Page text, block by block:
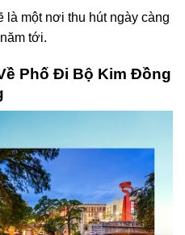
là một nơi thu hút ngày càng
tới.
Phố Đi Bộ Kim Đồng